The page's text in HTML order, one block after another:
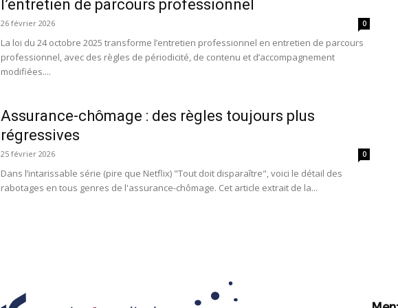
l’entretien de parcours professionnel
26 février 2026 0
La loi du 24 octobre 2025 transforme l’entretien professionnel en entretien de parcours
professionnel, avec des règles de périodicité, de contenu et d’accompagnement
modifiées....
Assurance-chômage : des règles toujours plus
régressives
25 février 2026 0
Dans l’intarissable série (pire que Netflix) "Tout doit disparaître", voici le détail des
rabotages en tous genres de l'assurance-chômage. Cet article extrait de la...